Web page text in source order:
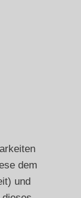
dem
und